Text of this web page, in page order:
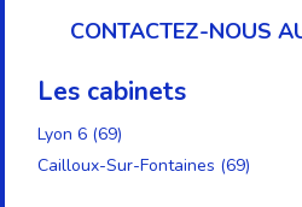
CONTACTEZ-NOUS
Les cabinets
Lyon 6 (69)
Cailloux-Sur-Fontaines (69)